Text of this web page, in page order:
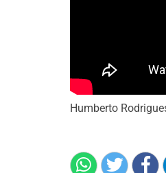
Humberto